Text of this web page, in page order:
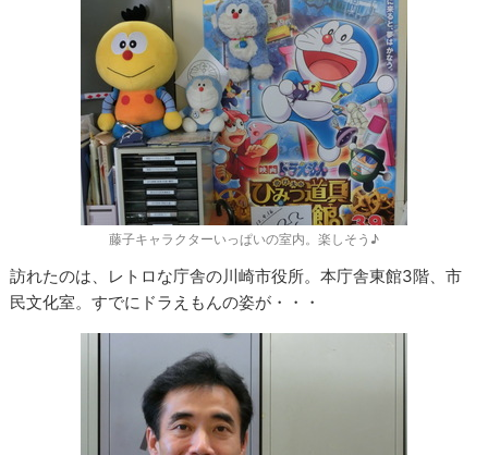
藤子キャラクターいっぱいの室内。楽しそう♪
訪れたのは、レトロな庁舎の川崎市役所。本庁舎東館3階、市
民文化室。すでにドラえもんの姿が・・・